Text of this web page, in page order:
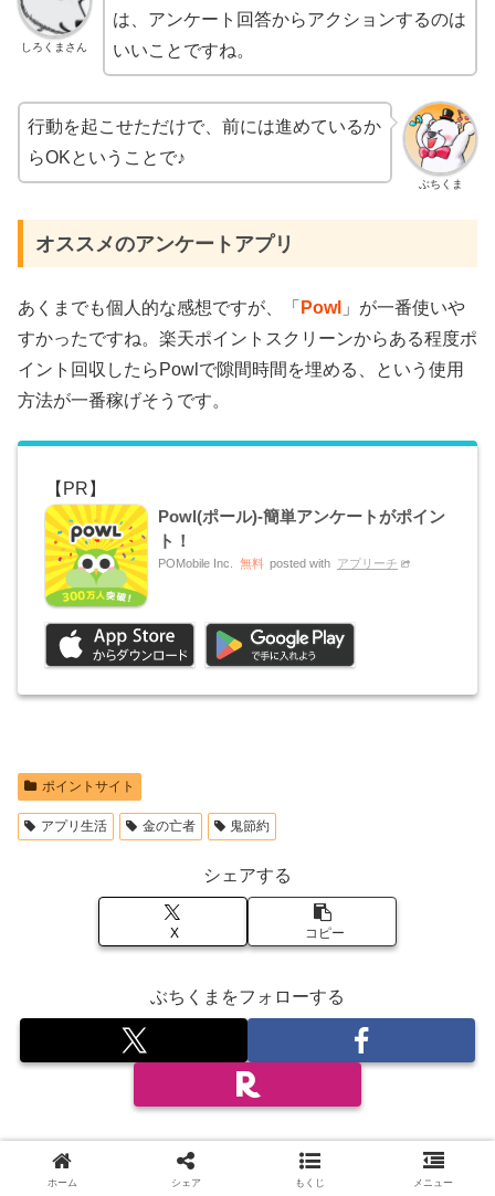
しろくまさん
は、アンケート回答からアクションするのは
いいことですね。
ぶちくま
行動を起こせただけで、前には進めているか
らOKということで♪
オススメのアンケートアプリ
あくまでも個人的な感想ですが、「 Powl 」が一番使いや
すかったですね。楽天ポイントスクリーンからある程度ポ
イント回収したらPowlで隙間時間を埋める、という使用
方法が一番稼げそうです。
Powl(ポール)-簡単アンケートがポイン
ト！
POMobile Inc. 無料 posted with アプリーチ
ポイントサイト
アプリ生活 金の亡者 鬼節約
シェアする
X コピー
ぶちくまをフォローする
ホーム シェア もくじ メニュー